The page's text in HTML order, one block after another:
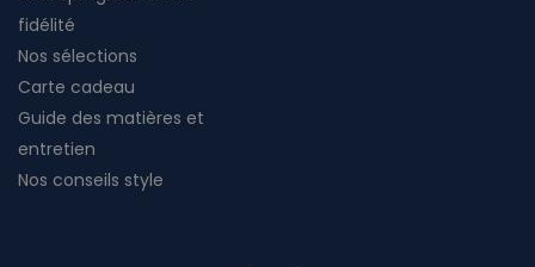
fidélité
Nos sélections
Carte cadeau
Guide des matières et
entretien
Nos conseils style